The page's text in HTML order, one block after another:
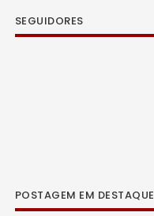
SEGUIDORES
POSTAGEM EM DESTAQUE